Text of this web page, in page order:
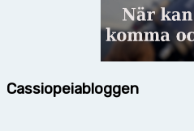
Cassiopeiabloggen